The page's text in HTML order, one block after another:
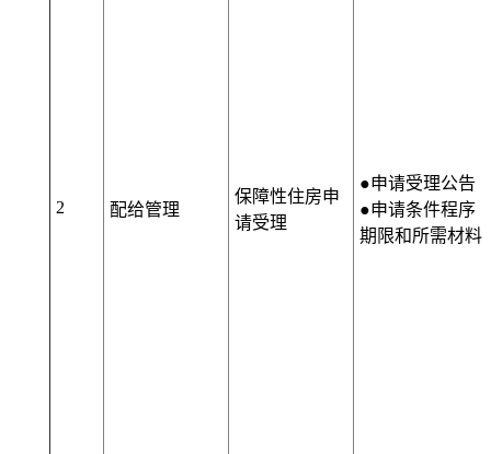
2 配给管理
保障性住房申
请受理
●申请受理公告
●申请条件程序
期限和所需材料